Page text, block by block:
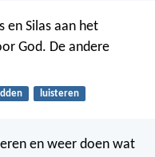
en Silas aan het
God. De andere
luisteren
en weer doen wat